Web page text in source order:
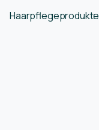
Haarpflegeprodukte